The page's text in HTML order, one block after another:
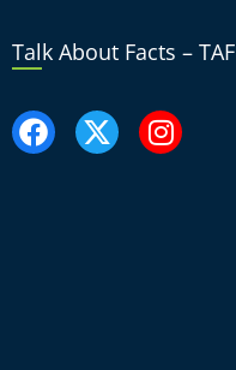
Talk About Facts – TAF